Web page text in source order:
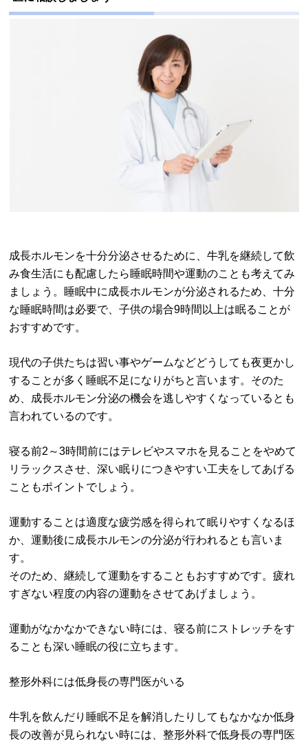
成長ホルモンを十分分泌させるために、牛乳を継続して飲
み食生活にも配慮したら睡眠時間や運動のことも考えてみ
ましょう。睡眠中に成長ホルモンが分泌されるため、十分
な睡眠時間は必要で、子供の場合9時間以上は眠ることが
おすすめです。
現代の子供たちは習い事やゲームなどどうしても夜更かし
することが多く睡眠不足になりがちと言います。そのた
め、成長ホルモン分泌の機会を逃しやすくなっているとも
言われているのです。
寝る前2～3時間前にはテレビやスマホを見ることをやめて
リラックスさせ、深い眠りにつきやすい工夫をしてあげる
こともポイントでしょう。
運動することは適度な疲労感を得られて眠りやすくなるほ
か、運動後に成長ホルモンの分泌が行われるとも言いま
す。
そのため、継続して運動をすることもおすすめです。疲れ
すぎない程度の内容の運動をさせてあげましょう。
運動がなかなかできない時には、寝る前にストレッチをす
ることも深い睡眠の役に立ちます。
整形外科には低身長の専門医がいる
牛乳を飲んだり睡眠不足を解消したりしてもなかなか低身
長の改善が見られない時には、整形外科で低身長の専門医